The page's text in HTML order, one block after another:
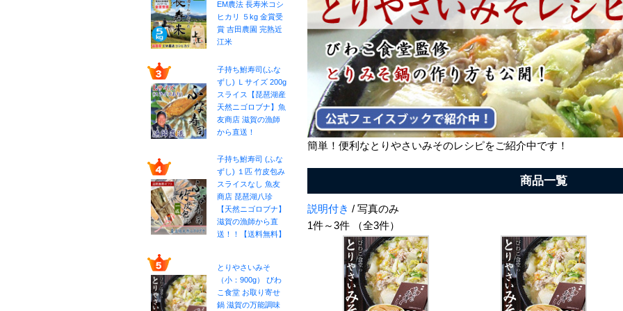
EM農法 長寿米コシ
ヒカリ ５kg 金賞受
賞 吉田農園 完熟近
江米
子持ち鮒寿司(ふな
ずし) Ｌサイズ 200g
スライス【琵琶湖産
天然ニゴロブナ】魚
友商店 滋賀の漁師
から直送！
子持ち鮒寿司 (ふな
ずし) １匹 竹皮包み
スライスなし 魚友
商店 琵琶湖八珍
【天然ニゴロブナ】
滋賀の漁師から直
送！！【送料無料】
とりやさいみそ
（小：900g） びわ
こ食堂 お取り寄せ
鍋 滋賀の万能調味
簡単！便利なとりやさいみそのレシピをご紹介中です！
商品一覧
説明付き / 写真のみ
1件～3件 （全3件）